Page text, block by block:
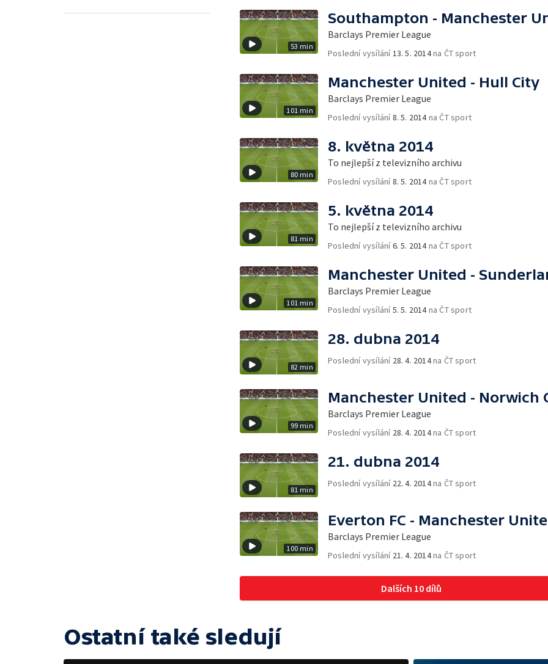
53 min
Southampton - Manchester
Barclays Premier League
Poslední vysílání 13. 5. 2014na ČT sport
101 min
Manchester United - Hull City
Barclays Premier League
Poslední vysílání8. 5. 2014na ČT sport
80 min
8. května 2014
To nejlepší z televizního archivu
Poslední vysílání8. 5. 2014na ČT sport
81 min
5. května 2014
To nejlepší z televizního archivu
Poslední vysílání6. 5. 2014na ČT sport
101 min
Manchester United -
Barclays Premier League
Poslední vysílání5. 5. 2014na ČT sport
82 min
28. dubna 2014
Poslední vysílání 28. 4. 2014na ČT sport
99 min
Manchester United - Norwich
Barclays Premier League
Poslední vysílání 28. 4. 2014na ČT sport
81 min
21. dubna 2014
Poslední vysílání 22. 4. 2014na ČT sport
100 min
Everton FC - Manchester
Barclays Premier League
Poslední vysílání 21. 4. 2014na ČT sport
Dalších 10 dílů
Ostatní také sledují